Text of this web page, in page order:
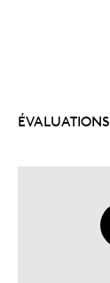
ÉVALUATIONS